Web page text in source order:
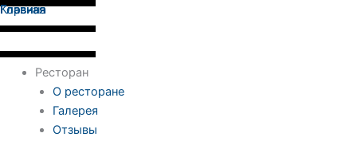
Перейти
к
Ресторан
О ресторане
Галерея
Отзывы
Главная
Количество
товара
роти
сезонными
лисичками
Главная
Корзина
Главная